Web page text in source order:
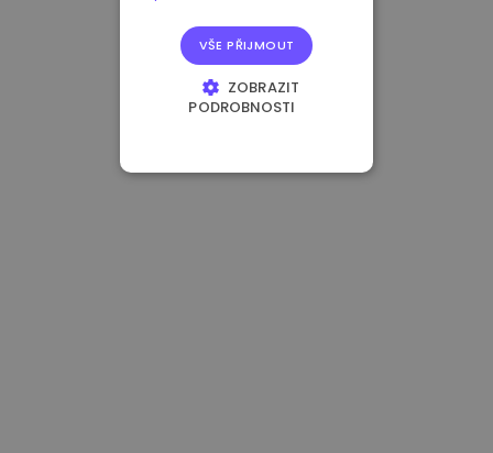
VŠE PŘIJMOUT
ZOBRAZIT
PODROBNOSTI